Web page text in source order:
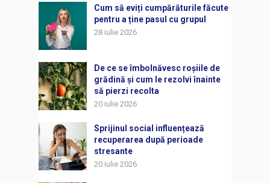
Cum să eviți cumpărăturile făcute
pentru a ține pasul cu grupul
28 iulie 2026
De ce se îmbolnăvesc roșiile de
grădină și cum le rezolvi înainte
să pierzi recolta
20 iulie 2026
Sprijinul social influențează
recuperarea după perioade
stresante
20 iulie 2026